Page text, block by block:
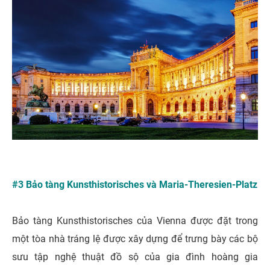
#3 Bảo tàng Kunsthistorisches và Maria-Theresien-Platz
Bảo tàng Kunsthistorisches của Vienna được đặt trong
một tòa nhà tráng lệ được xây dựng để trưng bày các bộ
sưu tập nghệ thuật đồ sộ của gia đình hoàng gia